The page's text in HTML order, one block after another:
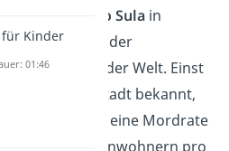
San Pedro Sula in
den 6. Platz der
Städte der Welt. Einst
gefährlichste Stadt bekannt,
sie aktuell eine Mordrate
pro 100.000 Einwohnern pro
für Kinder
01:46